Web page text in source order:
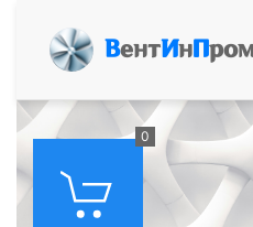
ВентИнП
0